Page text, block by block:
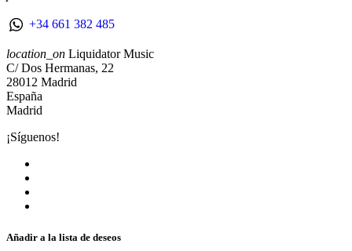
+34 661 382 485
location_on Liquidator Music
C/ Dos Hermanas, 22
28012 Madrid
España
Madrid
¡Síguenos!
Añadir a la lista de deseos